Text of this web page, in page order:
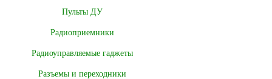
Пульты ДУ
Радиоприемники
Радиоуправляемые гаджеты
Разъемы и переходники